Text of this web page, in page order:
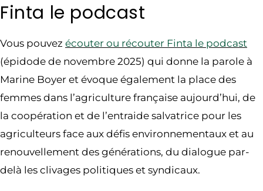
Finta le podcast
Vous pouvez écouter ou récouter Finta le podcast
(épidode de novembre 2025) qui donne la parole à
Marine Boyer et évoque également la place des
femmes dans l’agriculture française aujourd’hui, de
la coopération et de l’entraide salvatrice pour les
agriculteurs face aux défis environnementaux et au
renouvellement des générations, du dialogue par-
delà les clivages politiques et syndicaux.